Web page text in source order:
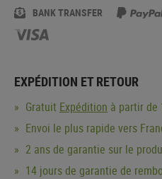
BANK TRANSFER
EXPÉDITION ET RETOUR
Gratuit Expédition à partir de
Envoi le plus rapide vers
2 ans de garantie sur le
14 jours de garantie de